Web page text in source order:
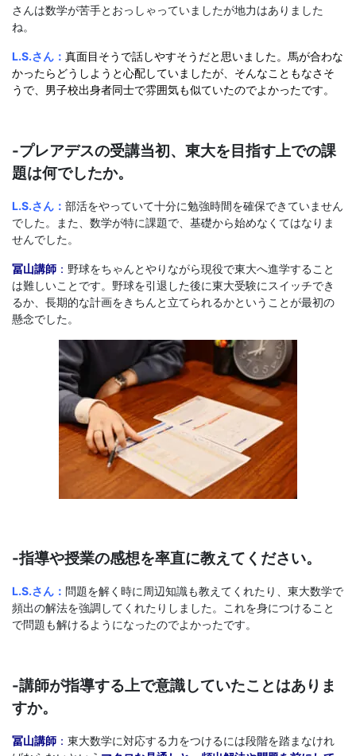
さんは数学が苦手とおっしゃっていましたが地力はありました
ね。
L.S.さん： 真面目そうで話しやすそうだと思いました。馬が合わな
かったらどうしようと心配していましたが、そんなこともなさそ
うで、男子校出身者同士で雰囲気も似ていたのでよかったです。
-プレアデスの受講当初、東大を目指す上での課
題は何でしたか。
L.S.さん： 部活をやっていて十分に勉強時間を確保できていません
でした。また、数学が特に課題で、基礎から始めなくてはなりま
せんでした。
冨山講師 ： 野球をちゃんとやりながら現役で東大へ進学すること
は難しいことです。野球を引退した後に東大受験にスイッチでき
るか、長期的な計画をきちんと立てられるかということが最初の
懸念でした。
-指導や授業の感想を率直に教えてください。
L.S.さん： 問題を解く時に周辺知識も教えてくれたり、東大数学で
頻出の解法を強調してくれたりしました。これを身につけること
で問題も解けるようになったのでよかったです。
-講師が指導する上で意識していたことはありま
すか。
冨山講師 ： 東大数学に対応する力をつけるには段階を踏まなけれ